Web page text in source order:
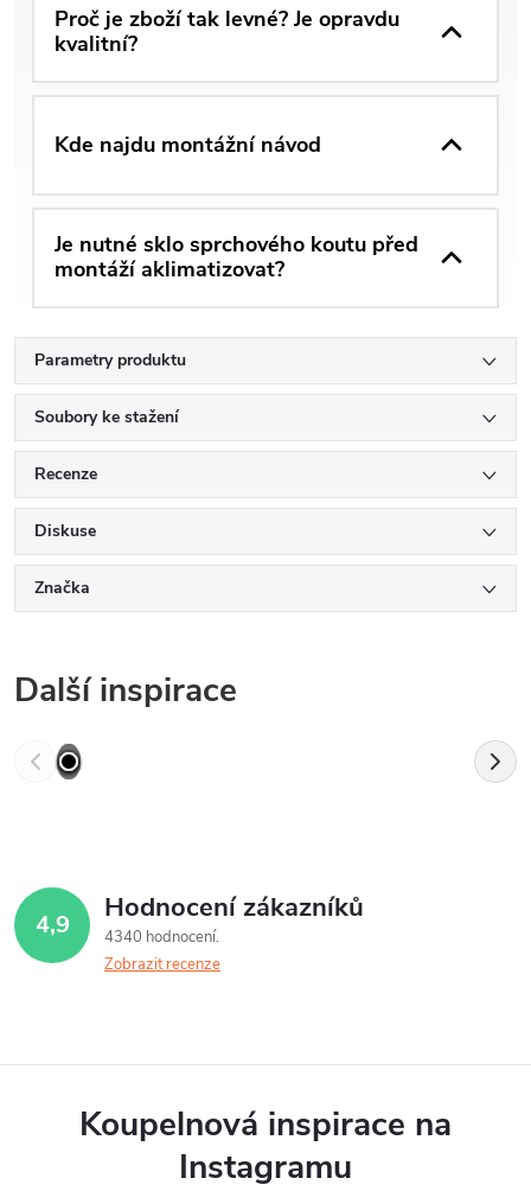
Proč je zboží tak levné? Je opravdu
kvalitní?
Kde najdu montážní návod
Je nutné sklo sprchového koutu před
montáží aklimatizovat?
Parametry produktu
Soubory ke stažení
Recenze
Diskuse
Značka
Další inspirace
4,9 Hodnocení zákazníků
4340 hodnocení
Zobrazit recenze
Koupelnová inspirace na
Instagramu